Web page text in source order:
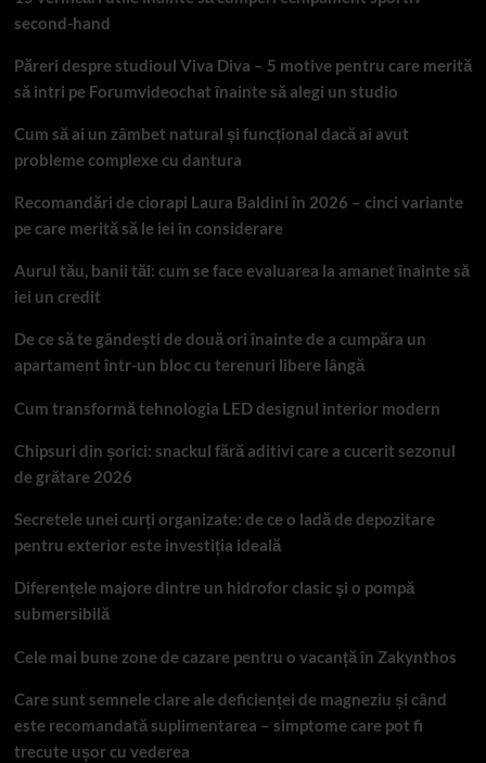
second-hand
Păreri despre studioul Viva Diva – 5 motive pentru care merită
să intri pe Forumvideochat înainte să alegi un studio
Cum să ai un zâmbet natural și funcțional dacă ai avut
probleme complexe cu dantura
Recomandări de ciorapi Laura Baldini în 2026 – cinci variante
pe care merită să le iei în considerare
Aurul tău, banii tăi: cum se face evaluarea la amanet înainte să
iei un credit
De ce să te gândești de două ori înainte de a cumpăra un
apartament într-un bloc cu terenuri libere lângă
Cum transformă tehnologia LED designul interior modern
Chipsuri din șorici: snackul fără aditivi care a cucerit sezonul
de grătare 2026
Secretele unei curți organizate: de ce o ladă de depozitare
pentru exterior este investiția ideală
Diferențele majore dintre un hidrofor clasic și o pompă
submersibilă
Cele mai bune zone de cazare pentru o vacanță în Zakynthos
Care sunt semnele clare ale deficienței de magneziu și când
este recomandată suplimentarea – simptome care pot fi
trecute ușor cu vederea